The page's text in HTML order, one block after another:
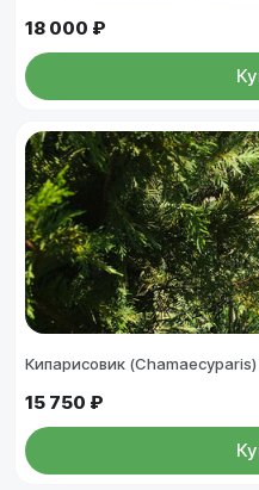
18 000 ₽
Кипарисовик
15 750 ₽